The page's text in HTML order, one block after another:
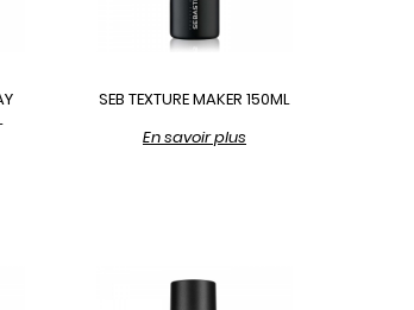
SEB TEXTURE MAKER 150ML
En savoir plus